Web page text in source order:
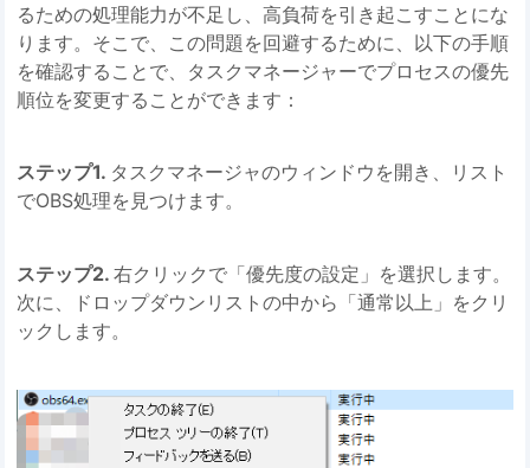
るための処理能力が不足し、高負荷を引き起こすことにな
ります。そこで、この問題を回避するために、以下の手順
を確認することで、タスクマネージャーでプロセスの優先
順位を変更することができます：
ステップ1. タスクマネージャのウィンドウを開き、リスト
でOBS処理を見つけます。
ステップ2.右クリックで「優先度の設定」を選択します。
次に、ドロップダウンリストの中から「通常以上」をクリ
ックします。